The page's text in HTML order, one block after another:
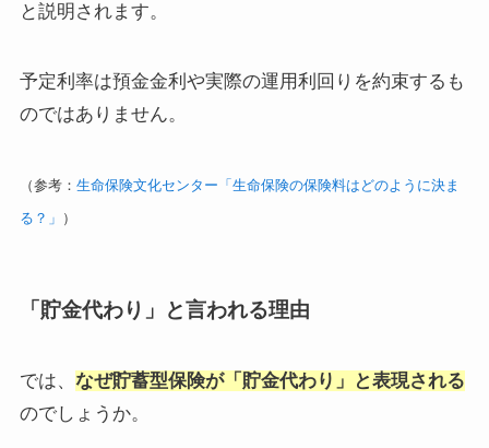
と説明されます。
予定利率は預金金利や実際の運用利回りを約束するも
のではありません。
（参考： 生命保険文化センター「生命保険の保険料はどのように決ま
る？」 ）
「貯金代わり」と言われる理由
では、 なぜ貯蓄型保険が「貯金代わり」と表現される
のでしょうか。